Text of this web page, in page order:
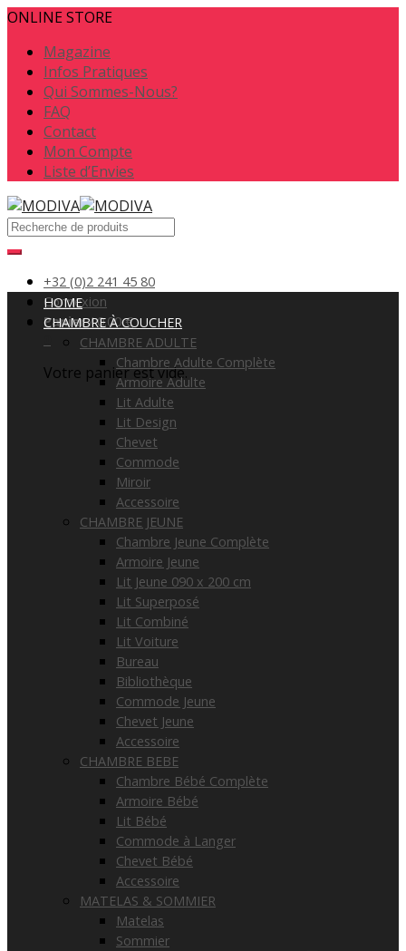
ONLINE STORE
Magazine
Infos Pratiques
Qui Sommes-Nous?
FAQ
Contact
Mon Compte
Liste d’Envies
+32 (0)2 241 45 80
Connexion
Panier /0.00€
Votre panier est vide.
HOME
CHAMBRE À COUCHER
CHAMBRE ADULTE
Chambre Adulte Complète
Armoire Adulte
Lit Adulte
Lit Design
Chevet
Commode
Miroir
Accessoire
CHAMBRE JEUNE
Chambre Jeune Complète
Armoire Jeune
Lit Jeune 090 x 200 cm
Lit Superposé
Lit Combiné
Lit Voiture
Bureau
Bibliothèque
Commode Jeune
Chevet Jeune
Accessoire
CHAMBRE BEBE
Chambre Bébé Complète
Armoire Bébé
Lit Bébé
Commode à Langer
Chevet Bébé
Accessoire
MATELAS & SOMMIER
Matelas
Sommier